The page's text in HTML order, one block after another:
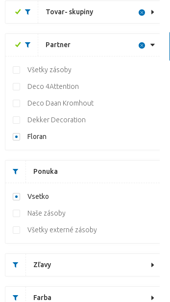
Tovar- skupiny
Partner
Všetky zásoby
Deco 4Attention
Deco Daan Kromhout
Dekker Decoration
Floran
Ponuka
Vsetko
Naše zásoby
Všetky externé zásoby
Zľavy
Farba